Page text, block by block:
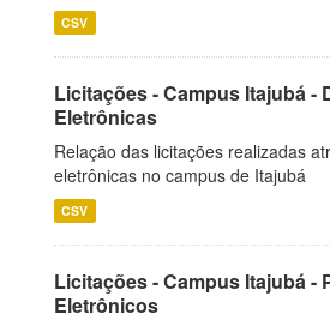
CSV
Licitações - Campus Itajubá -
Eletrônicas
Relação das licitações realizadas
eletrônicas no campus de Itajubá
CSV
Licitações - Campus Itajubá -
Eletrônicos